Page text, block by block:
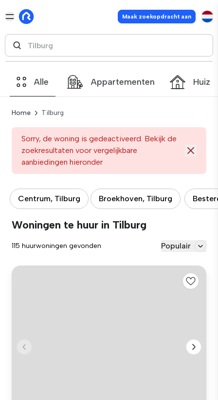
Maak zoekopdracht aan
Alle Appartementen
Home Tilburg
Sorry, de woning is gedeactiveerd. Bekijk de
zoekresultaten voor vergelijkbare
aanbiedingen hieronder
Centrum, Tilburg Broekhoven, Tilburg
Woningen te huur in Tilburg
115 huurwoningen gevonden Populair